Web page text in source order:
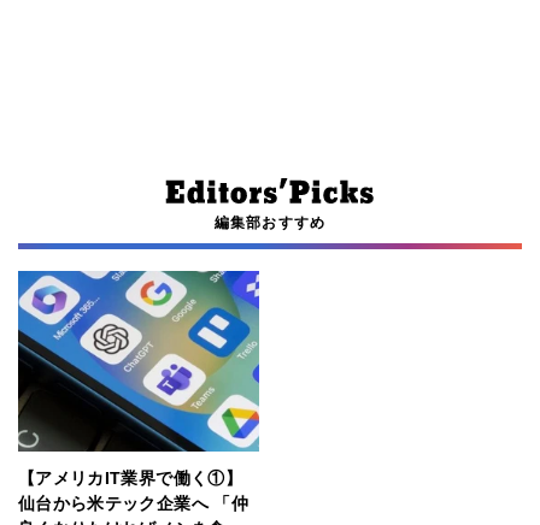
編集部おすすめ
【アメリカIT業界で働く①】
仙台から米テック企業へ 「仲